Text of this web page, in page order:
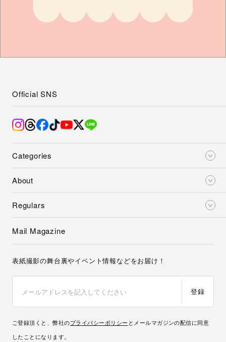
Categories
About
Regulars
Official SNS
Mail Magazine
表紙撮影の舞台裏やイベント情報などをお届け！
登録
ご登録頂くと、弊社のプライバシーポリシー とメールマガジンの配信に同意
したことになります。